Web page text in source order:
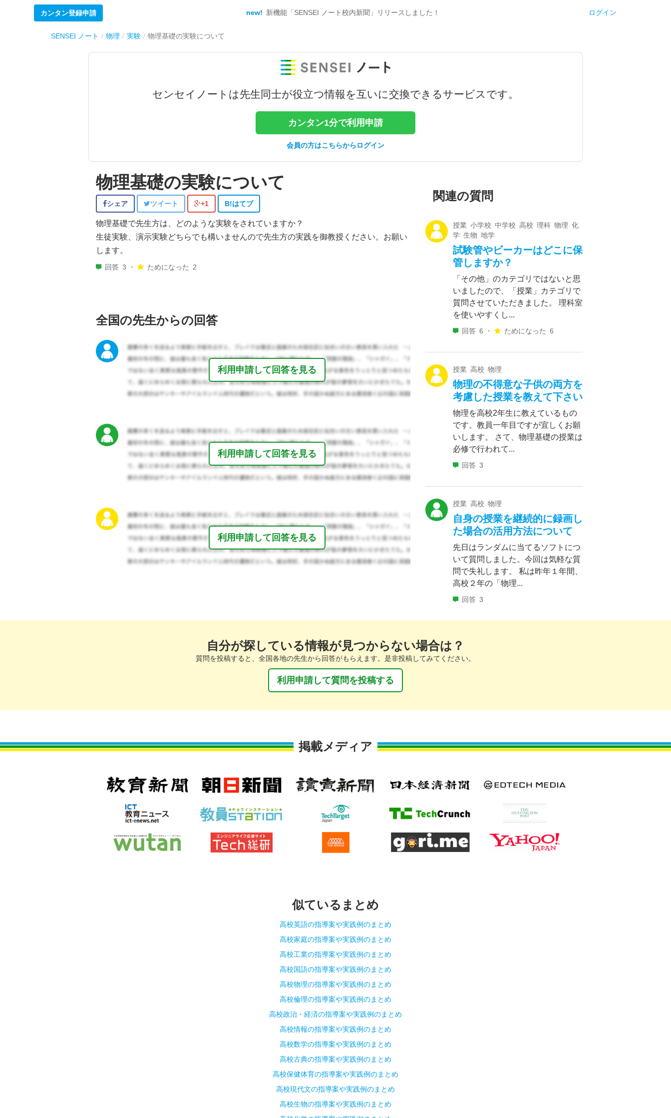
カンタン登録申請 new! 新機能「SENSEI ノート校内新聞」リリースしました！ ログイン
SENSEI ノート 物理 実験 物理基礎の実験について
センセイノートは先生同士が役立つ情報を互いに交換できるサービスです。
カンタン1分で利用申請
会員の方はこちらからログイン
物理基礎の実験について
シェア ツイート +1 B!はてブ
物理基礎で先生方は、どのような実験をされていますか？
生徒実験、演示実験どちらでも構いませんので先生方の実践を御教授ください。お願い
します。
回答 3 ・ ためになった 2
全国の先生からの回答
利用申請して回答を見る
利用申請して回答を見る
利用申請して回答を見る
関連の質問
授業 小学校 中学校 高校 理科 物理 化
学 生物 地学
試験管やビーカーはどこに保
管しますか？
「その他」のカテゴリではないと思
いましたので、「授業」カテゴリで
質問させていただきました。 理科室
を使いやすくし...
回答 6 ・ ためになった 6
授業 高校 物理
物理の不得意な子供の両方を
考慮した授業を教えて下さい
物理を高校2年生に教えているもの
です。教員一年目ですが宜しくお願
いします。 さて、物理基礎の授業は
必修で行われて...
回答 3
授業 高校 物理
自身の授業を継続的に録画し
た場合の活用方法について
先日はランダムに当てるソフトにつ
いて質問しました。今回は気軽な質
問で失礼します。 私は昨年１年間、
高校２年の「物理...
回答 3
自分が探している情報が見つからない場合は？
質問を投稿すると、全国各地の先生から回答がもらえます。是非投稿してみてください。
利用申請して質問を投稿する
掲載メディア
似ているまとめ
高校英語の指導案や実践例のまとめ
高校家庭の指導案や実践例のまとめ
高校工業の指導案や実践例のまとめ
高校国語の指導案や実践例のまとめ
高校物理の指導案や実践例のまとめ
高校倫理の指導案や実践例のまとめ
高校政治・経済の指導案や実践例のまとめ
高校情報の指導案や実践例のまとめ
高校数学の指導案や実践例のまとめ
高校古典の指導案や実践例のまとめ
高校保健体育の指導案や実践例のまとめ
高校現代文の指導案や実践例のまとめ
高校生物の指導案や実践例のまとめ